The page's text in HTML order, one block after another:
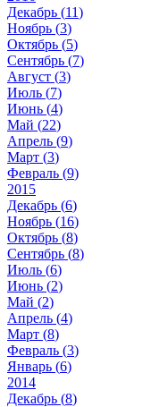
Декабрь (11)
Ноябрь (3)
Октябрь (5)
Сентябрь (7)
Август (3)
Июль (7)
Июнь (4)
Май (22)
Апрель (9)
Март (3)
Февраль (9)
2015
Декабрь (6)
Ноябрь (16)
Октябрь (8)
Сентябрь (8)
Июль (6)
Июнь (2)
Май (2)
Апрель (4)
Март (8)
Февраль (3)
Январь (6)
2014
Декабрь (8)